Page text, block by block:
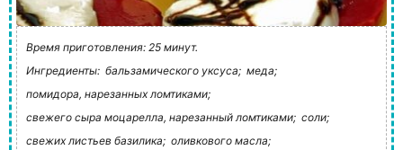
Время приготовления: 25 минут.
Ингредиенты: бальзамического уксуса; меда;
помидора, нарезанных ломтиками;
свежего сыра моцарелла, нарезанный ломтиками; соли;
свежих листьев базилика; оливкового масла;